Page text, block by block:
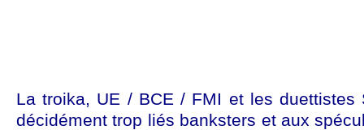
La troika, UE / BCE / FMI et les duettistes
décidément trop liés banksters et aux